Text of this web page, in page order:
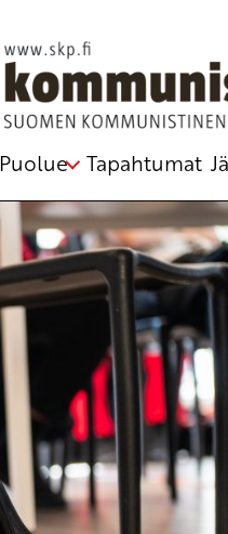
Puolue Tapahtumat